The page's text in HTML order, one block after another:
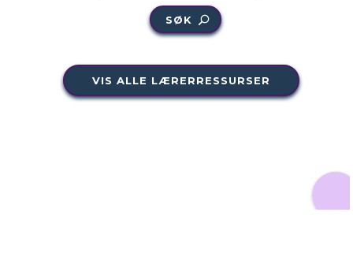
SØK
VIS ALLE LÆRERRESSURSER